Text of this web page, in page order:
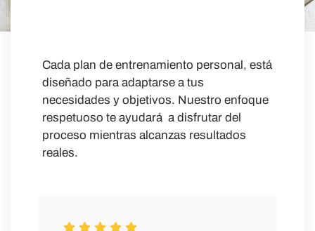
Cada plan de entrenamiento personal, está
diseñado para adaptarse a tus
necesidades y objetivos. Nuestro enfoque
respetuoso te ayudará a disfrutar del
proceso mientras alcanzas resultados
reales.